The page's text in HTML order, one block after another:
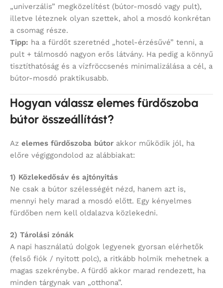
„univerzális” megközelítést (bútor-mosdó vagy pult),
illetve léteznek olyan szettek, ahol a mosdó konkrétan
a csomag része.
Tipp: ha a fürdőt szeretnéd „hotel-érzésűvé” tenni, a
pult + tálmosdó nagyon erős látvány. Ha pedig a könnyű
tisztíthatóság és a vízfröccsenés minimalizálása a cél, a
bútor-mosdó praktikusabb.
Hogyan válassz elemes fürdőszoba
bútor összeállítást?
Az elemes fürdőszoba bútor akkor működik jól, ha
előre végiggondolod az alábbiakat:
1) Közlekedősáv és ajtónyitás
Ne csak a bútor szélességét nézd, hanem azt is,
mennyi hely marad a mosdó előtt. Egy kényelmes
fürdőben nem kell oldalazva közlekedni.
2) Tárolási zónák
A napi használatú dolgok legyenek gyorsan elérhetők
(felső fiók / nyitott polc), a ritkább holmik mehetnek a
magas szekrénybe. A fürdő akkor marad rendezett, ha
minden tárgynak van „otthona”.